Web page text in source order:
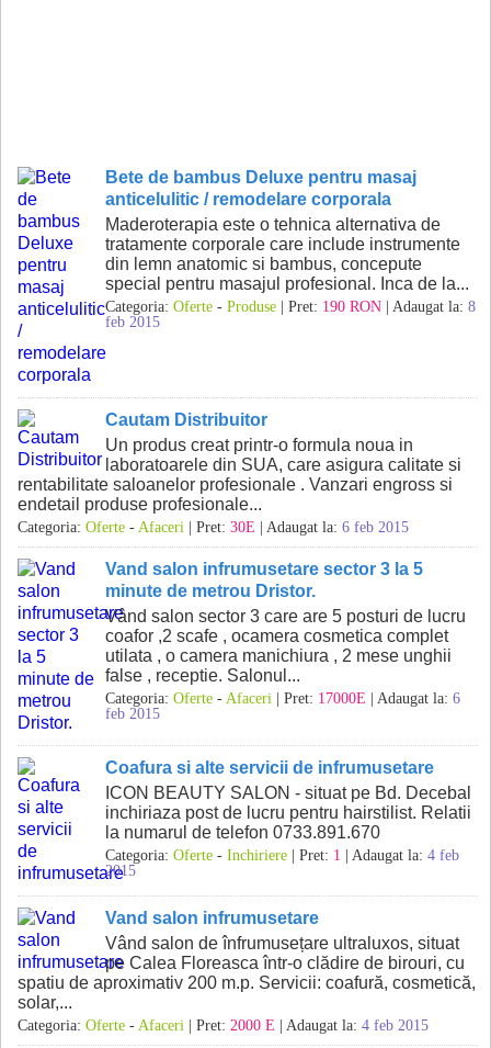
Bete de bambus Deluxe pentru masaj
anticelulitic / remodelare corporala
Maderoterapia este o tehnica alternativa de
tratamente corporale care include instrumente
din lemn anatomic si bambus, concepute
special pentru masajul profesional. Inca de la...
Categoria: Oferte - Produse | Pret: 190 RON | Adaugat la: 8
feb 2015
Cautam Distribuitor
Un produs creat printr-o formula noua in
laboratoarele din SUA, care asigura calitate si
rentabilitate saloanelor profesionale . Vanzari engross si
endetail produse profesionale...
Categoria: Oferte - Afaceri | Pret: 30E | Adaugat la: 6 feb 2015
Vand salon infrumusetare sector 3 la 5
minute de metrou Dristor.
Vând salon sector 3 care are 5 posturi de lucru
coafor ,2 scafe , ocamera cosmetica complet
utilata , o camera manichiura , 2 mese unghii
false , receptie. Salonul...
Categoria: Oferte - Afaceri | Pret: 17000E | Adaugat la: 6
feb 2015
Coafura si alte servicii de infrumusetare
ICON BEAUTY SALON - situat pe Bd. Decebal
inchiriaza post de lucru pentru hairstilist. Relatii
la numarul de telefon 0733.891.670
Categoria: Oferte - Inchiriere | Pret: 1 | Adaugat la: 4 feb
2015
Vand salon infrumusetare
Vând salon de înfrumusețare ultraluxos, situat
pe Calea Floreasca într-o clădire de birouri, cu
spatiu de aproximativ 200 m.p. Servicii: coafură, cosmetică,
solar,...
Categoria: Oferte - Afaceri | Pret: 2000 E | Adaugat la: 4 feb 2015